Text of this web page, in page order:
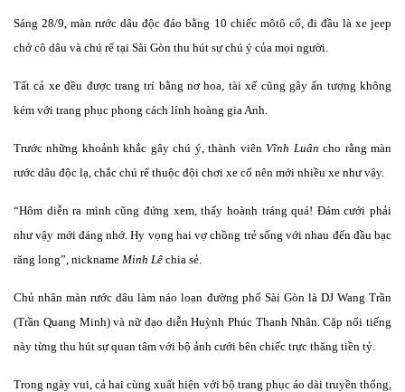
Sáng 28/9, màn rước dâu độc đáo bằng 10 chiếc môtô cổ, đi đầu là xe jeep
chở cô dâu và chú rể tại Sài Gòn thu hút sự chú ý của mọi người.
Tất cả xe đều được trang trí bằng nơ hoa, tài xế cũng gây ấn tượng không
kém với trang phục phong cách lính hoàng gia Anh.
Trước những khoảnh khắc gây chú ý, thành viênVĩnh Luâncho rằng màn
rước dâu độc lạ, chắc chú rể thuộc đội chơi xe cổ nên mới nhiều xe như vậy.
“Hôm diễn ra mình cũng đứng xem, thấy hoành tráng quá! Đám cưới phải
như vậy mới đáng nhớ. Hy vọng hai vợ chồng trẻ sống với nhau đến đầu bạc
răng long”, nickname Minh Lê chia sẻ.
Chủ nhân màn rước dâu làm náo loạn đường phố Sài Gòn là DJ Wang Trần
(Trần Quang Minh) và nữ đạo diễn Huỳnh Phúc Thanh Nhân. Cặp nổi tiếng
này từng thu hút sự quan tâm với bộ ảnh cưới bên chiếc trực thăng tiền tỷ.
Trong ngày vui, cả hai cùng xuất hiện với bộ trang phục áo dài truyền thống,